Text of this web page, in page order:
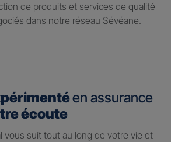
de produits et services de qualité
dans notre réseau Sévéane.
en assurance
écoute
vous suit tout au long de votre vie et